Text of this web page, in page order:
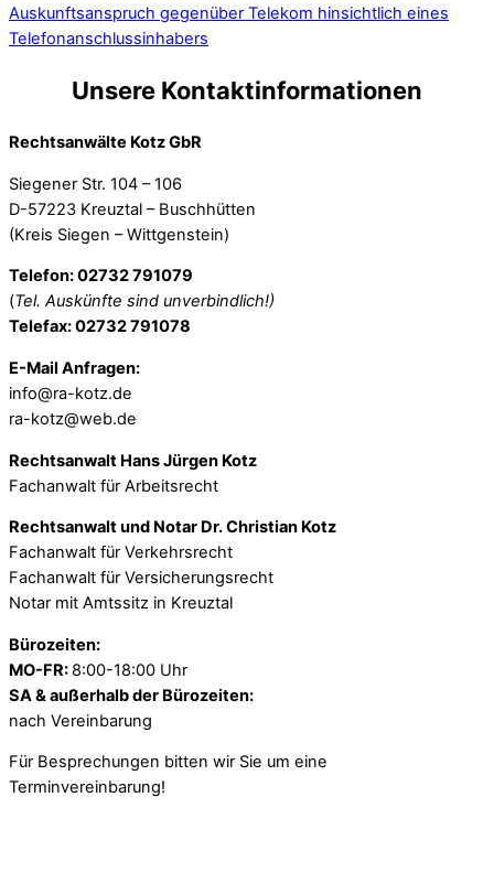
Auskunftsanspruch gegenüber Telekom hinsichtlich eines
Telefonanschlussinhabers
Unsere Kontaktinformationen
Rechtsanwälte Kotz GbR
Siegener Str. 104 – 106
D-57223 Kreuztal – Buschhütten
(Kreis Siegen – Wittgenstein)
Telefon: 02732 791079
(Tel. Auskünfte sind unverbindlich!)
Telefax: 02732 791078
E-Mail Anfragen:
info@ra-kotz.de
ra-kotz@web.de
Rechtsanwalt Hans Jürgen Kotz
Fachanwalt für Arbeitsrecht
Rechtsanwalt und Notar Dr. Christian Kotz
Fachanwalt für Verkehrsrecht
Fachanwalt für Versicherungsrecht
Notar mit Amtssitz in Kreuztal
Bürozeiten:
MO-FR: 8:00-18:00 Uhr
SA & außerhalb der Bürozeiten:
nach Vereinbarung
Für Besprechungen bitten wir Sie um eine
Terminvereinbarung!